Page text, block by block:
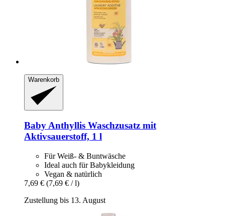
Warenkorb
Baby Anthyllis Waschzusatz mit
Aktivsauerstoff, 1 l
Für Weiß- & Buntwäsche
Ideal auch für Babykleidung
Vegan & natürlich
7,69 € (7,69 € / l)
Zustellung bis 13. August